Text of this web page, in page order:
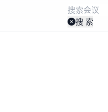
搜 索
项目全流程
投资控制能力